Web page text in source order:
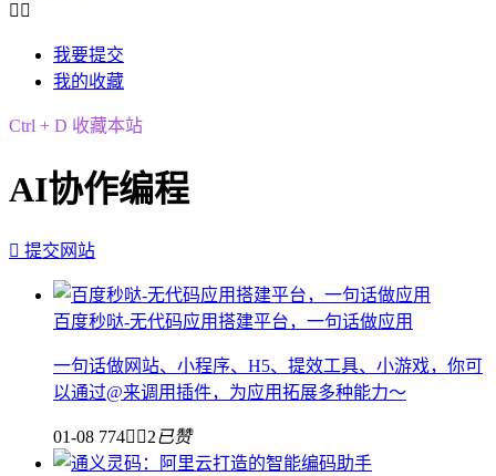
 
我要提交
我的收藏
Ctrl + D 收藏本站
AI协作编程
 提交网站
百度秒哒-无代码应用搭建平台，一句话做应用
一句话做网站、小程序、H5、提效工具、小游戏，你可
以通过@来调用插件，为应用拓展多种能力～
01-08 774 2已赞